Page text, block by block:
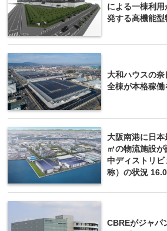
による一棟利
発する高機能型
大和ハウスの奈
全棟が本格稼働
大阪南港に日
㎡の物流施設
中ディストリ
称）の状況
CBREがジャパ